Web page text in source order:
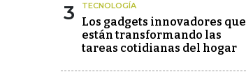
3 TECNOLOGÍA
Los gadgets innovadores que
están transformando las
tareas cotidianas del hogar